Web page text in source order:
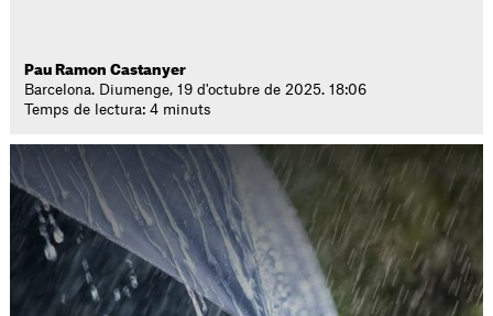
Pau Ramon Castanyer
Barcelona. Diumenge, 19 d'octubre de 2025. 18:06
Temps de lectura: 4 minuts